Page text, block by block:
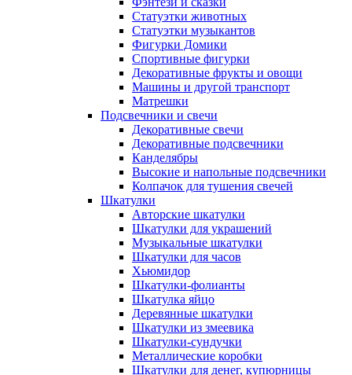
Статуэтки животных
Статуэтки музыкантов
Фигурки Домики
Спортивные фигурки
Декоративные фрукты и овощи
Машины и другой транспорт
Матрешки
Подсвечники и свечи
Декоративные свечи
Декоративные подсвечники
Канделябры
Высокие и напольные подсвечники
Колпачок для тушения свечей
Шкатулки
Авторские шкатулки
Шкатулки для украшений
Музыкальные шкатулки
Шкатулки для часов
Хьюмидор
Шкатулки-фолианты
Шкатулка яйцо
Деревянные шкатулки
Шкатулки из змеевика
Шкатулки-сундучки
Металлические коробки
Шкатулки для денег, купюрницы